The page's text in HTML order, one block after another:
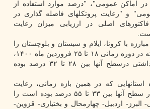
اماکن عمومی"، "درصد موارد استفاده از
و "رعایت پروتکلهای فاصله گذاری در
اصلی در ارزیابی میزان رعایت
با کرونا، ایلام و سیستان و بلوچستان را
دو استانی بر شمرد که در دوره زمانی ۱۸ تا ۲۵ فروردین ماه ۱۴۰۰،
رعایت پروتکلهای بهداشتی درسطح آنها بین ۲۸ تا ۳۲ درصد بوده
که در همین بازه زمانی، رعایت
پروتکلهای بهداشتی در سطح آنها بین ۳۳ تا ۵۵ درصد بوده است را
البرز- اردبیل- چهارمحال و بختیاری- قزوین-